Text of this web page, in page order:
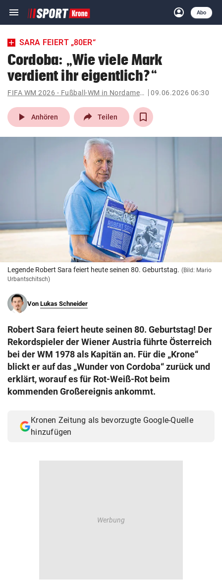
menu Navigation
ein-/ausklappen
account_circle
Anmelden
Abo
close Schließen
account_circle Anmelden
pin_drop
Wien arrow_right
bookmark
© Krone Multimedia GmbH & Co KG 2026
Muthgasse 2, 1190 Wien
SARA FEIERT „80ER“
Cordoba: „Wie viele Mark
verdient ihr eigentlich?“
FIFA WM 2026 - Fußball-WM in Nordamerika 09.06.2026 06:30
play_arrow Anhören Teilen
Legende Robert Sara feiert heute seinen 80. Geburtstag. (Bild: Mario
Urbantschitsch)
Von Lukas Schneider
Robert Sara feiert heute seinen 80. Geburtstag! Der
Rekordspieler der Wiener Austria führte Österreich
bei der WM 1978 als Kapitän an. Für die „Krone“
blickt er auf das „Wunder von Cordoba“ zurück und
erklärt, worauf es für Rot-Weiß-Rot beim
kommenden Großereignis ankommt.
Kronen Zeitung als bevorzugte Google-Quelle
hinzufügen